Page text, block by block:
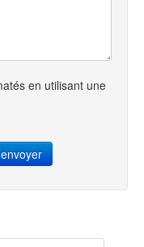
en utilisant une